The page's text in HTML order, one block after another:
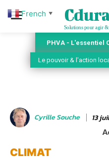
Solutions pour agir
PHVA - L'essentiel
Le pouvoir & l'action
Cyrille Souche 13
CLIMAT
French ▼